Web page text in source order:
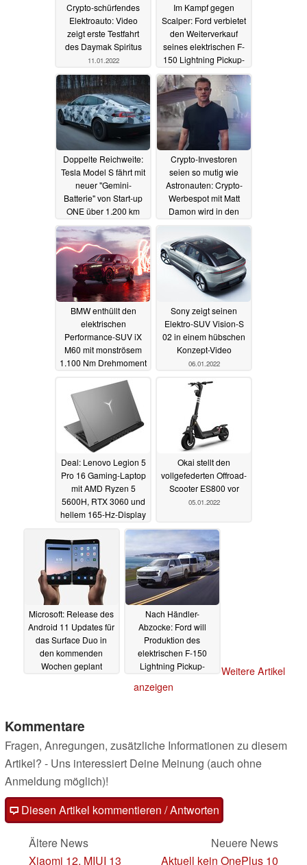
Crypto-schürfendes
Elektroauto: Video
zeigt erste Testfahrt
des Daymak Spiritus
11.01.2022
Im Kampf gegen
Scalper: Ford verbietet
den Weiterverkauf
seines elektrischen F-
150 Lightning Pickup-
Trucks und spricht
Warnung an seine
Händler aus08.01.2022
Doppelte Reichweite:
Tesla Model S fährt mit
neuer "Gemini-
Batterie" von Start-up
ONE über 1.200 km
weit07.01.2022
Crypto-Investoren
seien so mutig wie
Astronauten: Crypto-
Werbespot mit Matt
Damon wird in den
USA zur Lachnummer
07.01.2022
BMW enthüllt den
elektrischen
Performance-SUV iX
M60 mit monströsem
1.100 Nm Drehmoment
Sony zeigt seinen
Elektro-SUV Vision-S
02 in einem hübschen
Konzept-Video
06.01.2022
Deal: Lenovo Legion 5
Pro 16 Gaming-Laptop
mit AMD Ryzen 5
5600H, RTX 3060 und
hellem 165-Hz-Display
Schnäppchenpreis
erhältlich
05.01.2022
Okai stellt den
vollgefederten Offroad-
Scooter ES800 vor
05.01.2022
Microsoft: Release des
Android 11 Updates für
das Surface Duo in
den kommenden
Wochen geplant
Nach Händler-
Abzocke: Ford will
Produktion des
elektrischen F-150
Lightning Pickup-
05.01.2022
Weitere Artikel
anzeigen
Kommentare
Fragen, Anregungen, zusätzliche Informationen zu diesem
Artikel? - Uns interessiert Deine Meinung (auch ohne
Anmeldung möglich)!
Diesen Artikel kommentieren / Antworten
Ältere News
Xiaomi 12, MIUI 13
Neuere News
Aktuell kein OnePlus 10